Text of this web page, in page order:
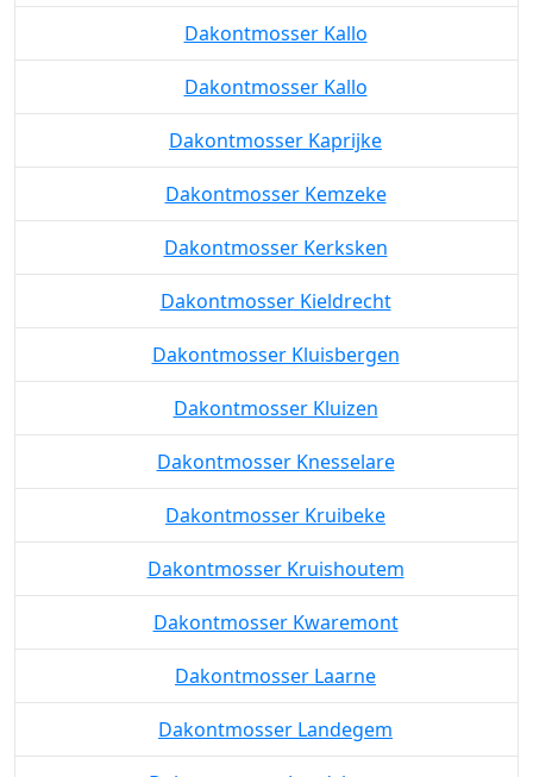
Dakontmosser Kallo
Dakontmosser Kallo
Dakontmosser Kaprijke
Dakontmosser Kemzeke
Dakontmosser Kerksken
Dakontmosser Kieldrecht
Dakontmosser Kluisbergen
Dakontmosser Kluizen
Dakontmosser Knesselare
Dakontmosser Kruibeke
Dakontmosser Kruishoutem
Dakontmosser Kwaremont
Dakontmosser Laarne
Dakontmosser Landegem